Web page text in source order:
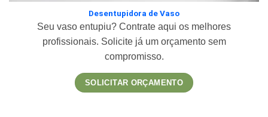
Desentupidora de Vaso
Seu vaso entupiu? Contrate aqui os melhores
profissionais. Solicite já um orçamento sem
compromisso.
SOLICITAR ORÇAMENTO